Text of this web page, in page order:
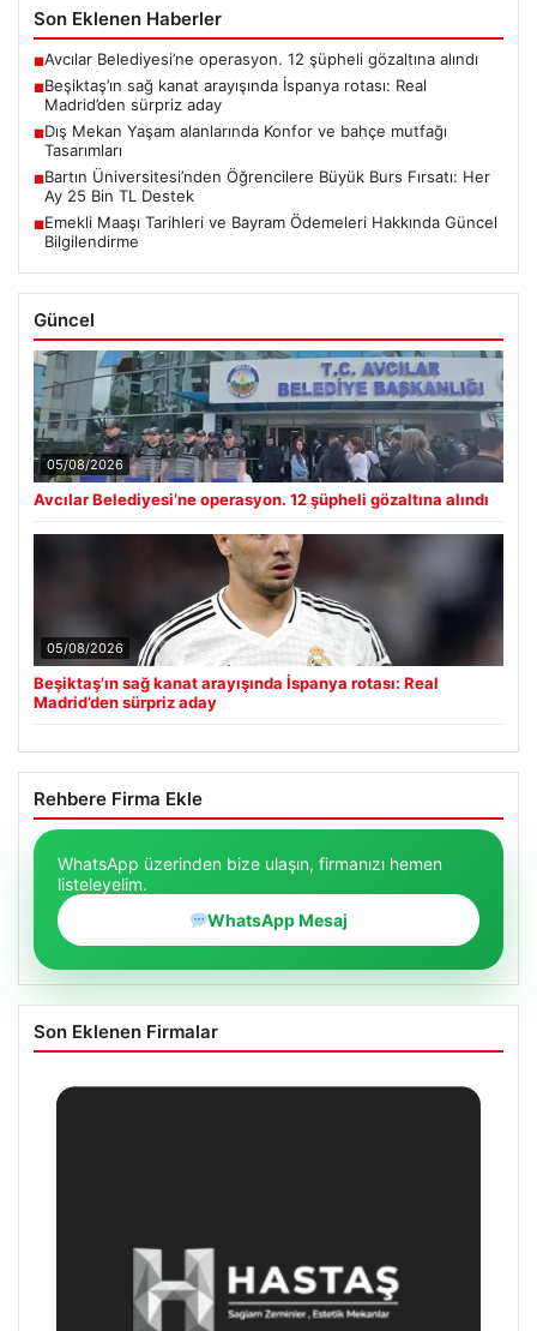
Son Eklenen Haberler
■Avcılar Belediyesi’ne operasyon. 12 şüpheli gözaltına alındı
■Beşiktaş’ın sağ kanat arayışında İspanya rotası: Real
Madrid’den sürpriz aday
■Dış Mekan Yaşam alanlarında Konfor ve bahçe mutfağı
Tasarımları
■Bartın Üniversitesi’nden Öğrencilere Büyük Burs Fırsatı: Her
Ay 25 Bin TL Destek
■Emekli Maaşı Tarihleri ve Bayram Ödemeleri Hakkında Güncel
Bilgilendirme
Güncel
05/08/2026
Avcılar Belediyesi’ne operasyon. 12 şüpheli gözaltına alındı
05/08/2026
Beşiktaş’ın sağ kanat arayışında İspanya rotası: Real
Madrid’den sürpriz aday
Rehbere Firma Ekle
WhatsApp üzerinden bize ulaşın, firmanızı hemen
listeleyelim.
WhatsApp Mesaj
Son Eklenen Firmalar